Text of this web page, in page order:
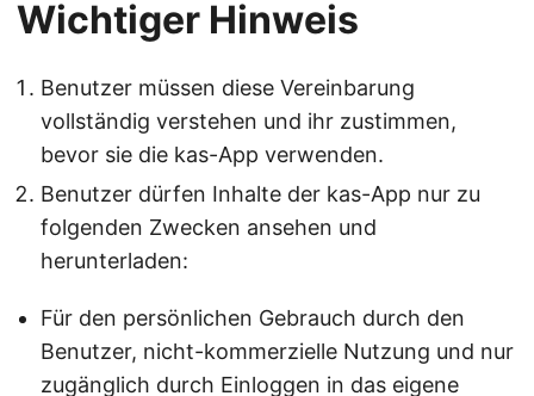
Wichtiger Hinweis
Benutzer müssen diese Vereinbarung
vollständig verstehen und ihr zustimmen,
bevor sie die kas-App verwenden.
Benutzer dürfen Inhalte der kas-App nur zu
folgenden Zwecken ansehen und
herunterladen:
Für den persönlichen Gebrauch durch den
Benutzer, nicht-kommerzielle Nutzung und nur
zugänglich durch Einloggen in das eigene